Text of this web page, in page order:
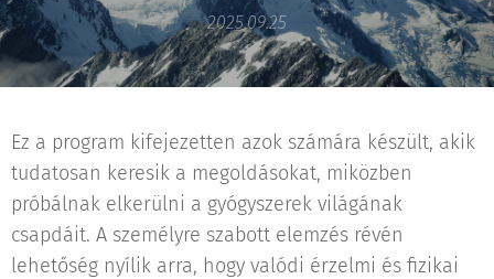
2025.09.25
Ez a program kifejezetten azok számára készült, akik
tudatosan keresik a megoldásokat, miközben
próbálnak elkerülni a gyógyszerek világának
csapdáit. A személyre szabott elemzés révén
lehetőség nyílik arra, hogy valódi érzelmi és fizikai